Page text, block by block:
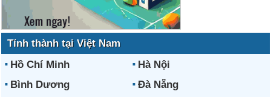
Tỉnh thành tại Việt Nam
Hồ Chí Minh
Hà Nội
Bình Dương
Đà Nẵng